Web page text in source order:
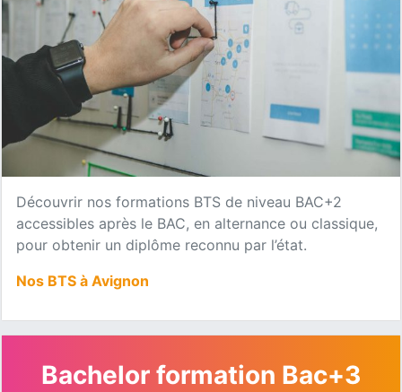
Découvrir nos formations BTS de niveau BAC+2
accessibles après le BAC, en alternance ou classique,
pour obtenir un diplôme reconnu par l’état.
Nos BTS à Avignon
Bachelor formation Bac+3